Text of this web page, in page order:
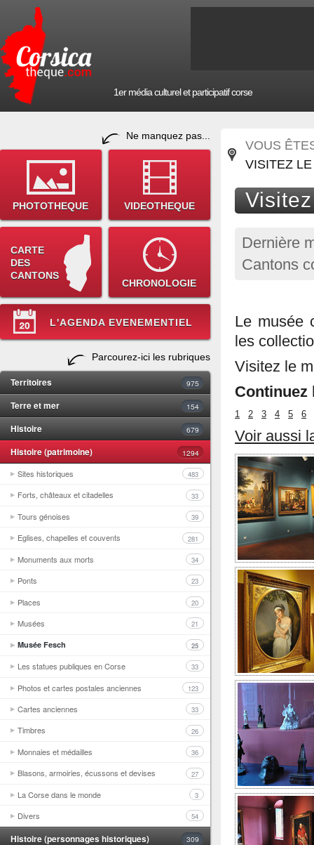
1er média culturel et participatif corse
Ne manquez pas...
PHOTOTHEQUE VIDEOTHEQUE
CARTE
DES
CANTONS
CHRONOLOGIE
L'AGENDA EVENEMENTIEL
Parcourez-ici les rubriques
Territoires 975
Terre et mer 154
Histoire 679
Histoire (patrimoine) 1294
Sites historiques 483
Forts, châteaux et citadelles 33
Tours génoises 39
Eglises, chapelles et couvents 281
Monuments aux morts 34
Ponts 23
Places 20
Musées 21
Musée Fesch 25
Les statues publiques en Corse 33
Photos et cartes postales anciennes 123
Cartes anciennes 33
Timbres 26
Monnaies et médailles 36
Blasons, armoiries, écussons et devises 27
La Corse dans le monde 3
Divers 54
Histoire (personnages historiques) 309
VOUS
VISITEZ
Dernière
Cantons
Le musée
les
Visitez le
1 2 3 4 5 6
Voir aussi